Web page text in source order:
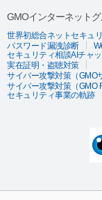
GMOインターネット
世界初総合ネットセキュ
パスワード漏洩診断
セキュリティ相談AIチャ
実在証明・盗聴対策
サイバー攻撃対策（GMO
サイバー攻撃対策（GMO
セキュリティ事業の軌跡